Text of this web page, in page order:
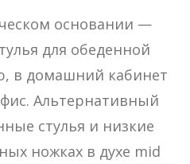
основании —
для обеденной
в домашний кабинет
Альтернативный
стулья и низкие
ножках в духе mid